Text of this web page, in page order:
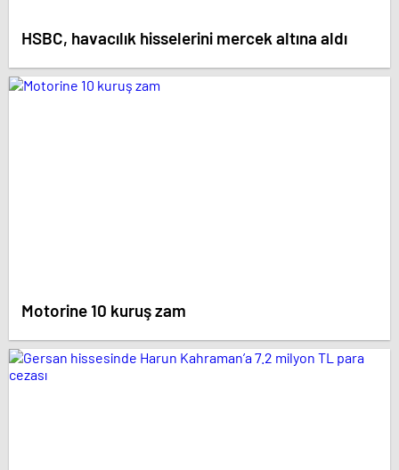
HSBC, havacılık hisselerini mercek altına aldı
Motorine 10 kuruş zam